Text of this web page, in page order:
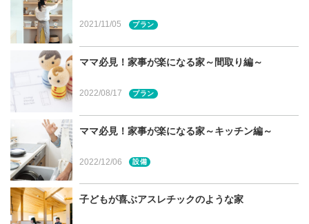
【キッチン内に設けた壁面収納型】
【キッチン隣接オープン型】
【ウォークインできる個室型】
【キッチン背面をまるごとパントリーに】
いかがでしたか？
宮城県・仙台市での家づくりに関する相談は建てる窓
パントリーの形状は十人十色！
2021/11/05 プラン
ママ必見！家事が楽になる家～間取り編～
2022/08/17 プラン
ママ必見！家事が楽になる家～キッチン編～
2022/12/06 設備
子どもが喜ぶアスレチックのような家